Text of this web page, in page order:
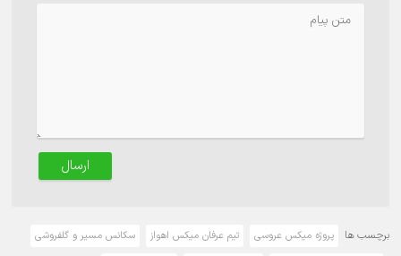
ارسال
برچسب ها پروژه میکس عروسی تیم عرفان میکس اهواز سکانس مسیر و گلفروشی